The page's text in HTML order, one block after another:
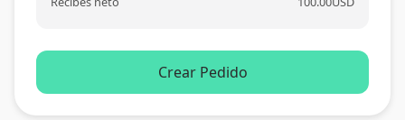
Crear Pedido